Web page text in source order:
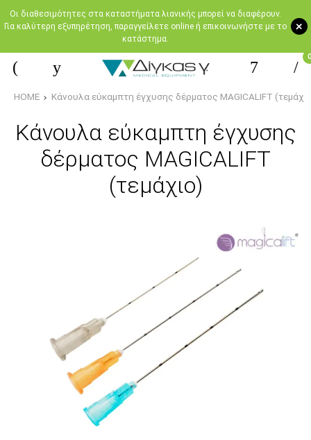
+
Oι διαθεσιμότητες στα καταστήματα λιανικής μπορεί να διαφέρουν.
Για καλύτερη εξυπηρέτηση, παραγγείλετε online ή επικοινωνήστε με το
κατάστημα.
0
HOME Κάνουλα εύκαμπτη έγχυσης δέρματος MAGICALIFT
Κάνουλα εύκαμπτη έγχυσης
δέρματος MAGICALIFT
(τεμάχιο)